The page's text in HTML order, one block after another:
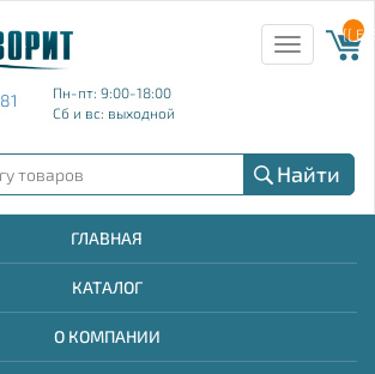
Пн-пт: 9:00-18:00
Сб и вс: выходной
Toggle
navigation
{{
Найти
ГЛАВНАЯ
КАТАЛОГ
О КОМПАНИИ